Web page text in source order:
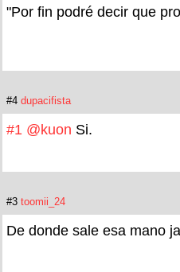
"Por fin podré decir que
#4 dupacifista
#1 @kuon Si.
#3 toomii_24
De donde sale esa mano